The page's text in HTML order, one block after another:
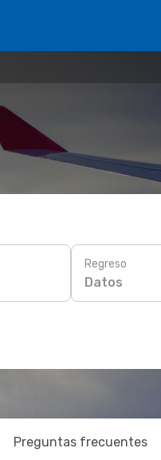
Regreso
Datos
Preguntas frecuentes